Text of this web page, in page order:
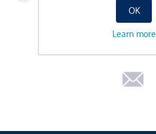
OK
Learn more